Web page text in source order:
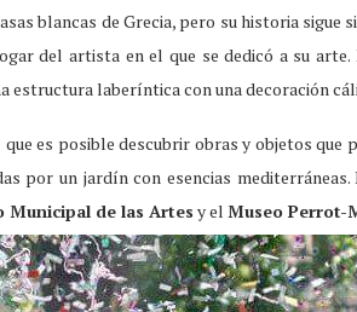
blancas de Grecia, pero su historia sigue
del artista en el que se dedicó a su arte.
estructura laberíntica con una decoración
es posible descubrir obras y objetos que
por un jardín con esencias
Municipal de las Artes y el Museo Perrot-